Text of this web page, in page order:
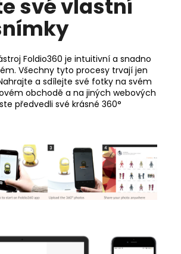
své vlastní
Foldio360 je intuitivní a snadno
Všechny tyto procesy trvají jen
a sdílejte své fotky na svém
obchodě a na jiných webových
předvedli své krásné 360°